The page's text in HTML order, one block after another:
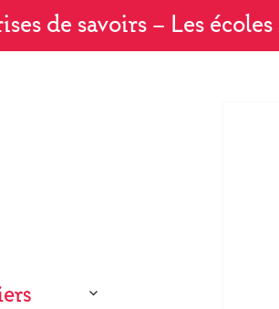
de savoirs — Les
ouvrir